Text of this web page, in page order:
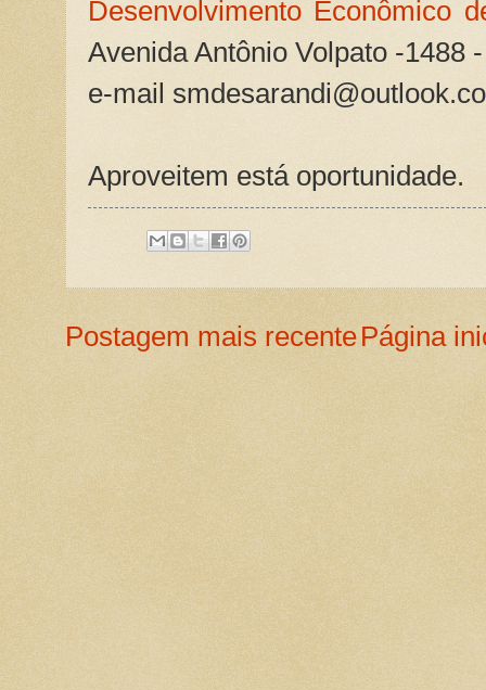
Desenvolvimento Econômico
Avenida Antônio Volpato -1488
e-mail
Aproveitem está oportunidade.
Postagem mais recentePágina